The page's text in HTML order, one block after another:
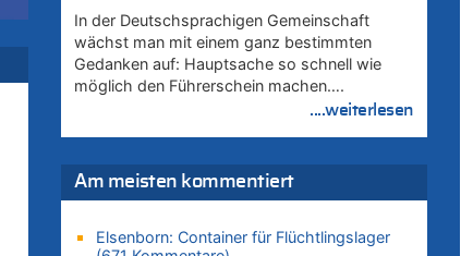
In der Deutschsprachigen Gemeinschaft
wächst man mit einem ganz bestimmten
Gedanken auf: Hauptsache so schnell wie
möglich den Führerschein machen….
....weiterlesen
Am meisten kommentiert
Elsenborn: Container für Flüchtlingslager